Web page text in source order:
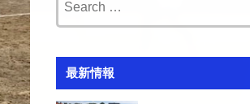
最新情報